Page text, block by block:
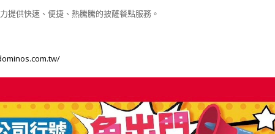
提供快速、便捷、熱騰騰的披薩餐點服務。
.tw/